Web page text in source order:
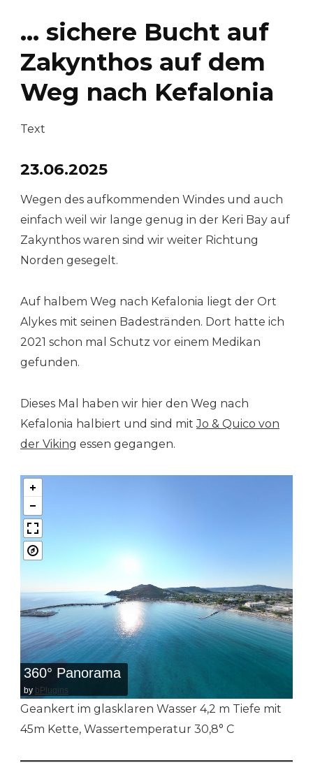
… sichere Bucht auf
Zakynthos auf dem
Weg nach Kefalonia
Text
23.06.2025
Wegen des aufkommenden Windes und auch
einfach weil wir lange genug in der Keri Bay auf
Zakynthos waren sind wir weiter Richtung
Norden gesegelt.
Auf halbem Weg nach Kefalonia liegt der Ort
Alykes mit seinen Badestränden. Dort hatte ich
2021 schon mal Schutz vor einem Medikan
gefunden.
Dieses Mal haben wir hier den Weg nach
Kefalonia halbiert und sind mitJo & Quico von
der Viking essen gegangen.
360° Panorama
by bPlugins
Geankert im glasklaren Wasser 4,2 m Tiefe mit
45m Kette, Wassertemperatur 30,8° C